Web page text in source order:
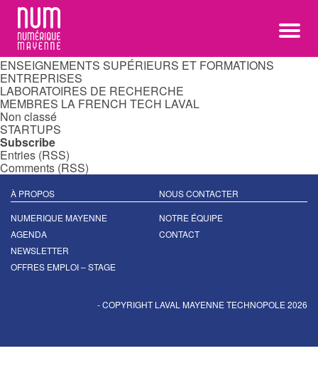
Rechercher :
Categories
ASSOCIATIONS
ÉDITEURS DE LOGICIELS OU SOLUTIONS
ENSEIGNEMENTS SUPÉRIEURS ET FORMATIONS
ENTREPRISES
LABORATOIRES DE RECHERCHE
MEMBRES LA FRENCH TECH LAVAL
Non classé
STARTUPS
Subscribe
Entries (RSS)
Comments (RSS)
À PROPOS
NUMERIQUE MAYENNE
AGENDA
NEWSLETTER
OFFRES EMPLOI – STAGE
NOUS CONTACTER
NOTRE ÉQUIPE
CONTACT
- COPYRIGHT LAVAL MAYENNE TECHNOPOLE 2026